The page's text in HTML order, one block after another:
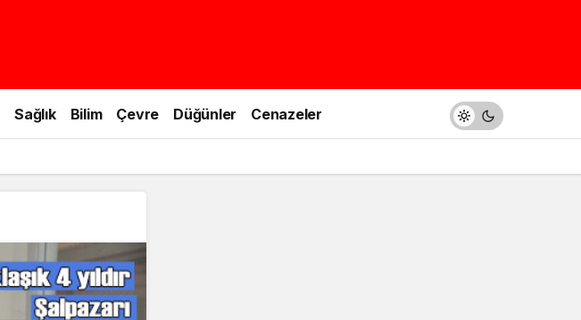
Sağlık Bilim Çevre Düğünler Cenazeler